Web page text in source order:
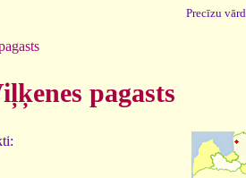
Precīzu
pagasts